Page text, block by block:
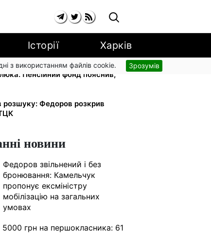
Історії Харків
з використанням файлів cookie. Зрозумів
Пенсійний фонд пояснив,
розшуку: Федоров розкрив
новини
Федоров звільнений і без
бронювання: Камельчук
пропонує ексміністру
мобілізацію на загальних
умовах
5000 грн на першокласника: 61